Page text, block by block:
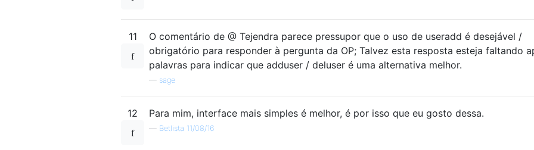
11
O comentário de @ Tejendra parece pressupor que o uso de useradd é desejável /
obrigatório para responder à pergunta da OP; Talvez esta resposta esteja faltando
palavras para indicar que adduser / deluser é uma alternativa melhor.
sage
12 Para mim, interface mais simples é melhor, é por isso que eu gosto dessa.
— Betlista 11/08/16